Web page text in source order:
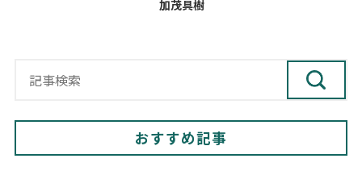
加茂具樹
おすすめ記事